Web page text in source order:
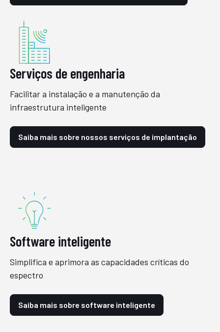
Serviços de engenharia
Facilitar a instalação e a manutenção da
infraestrutura inteligente
Saiba mais sobre nossos serviços de implantação
Software inteligente
Simplifica e aprimora as capacidades críticas do
espectro
Saiba mais sobre software inteligente